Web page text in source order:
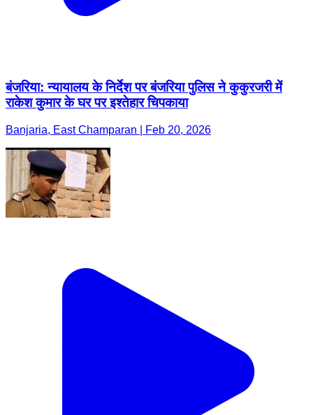
बंजरिया: न्यायालय के निर्देश पर बंजरिया पुलिस ने कुकुरजरी में
राकेश कुमार के घर पर इश्तेहार चिपकाया
Banjaria, East Champaran | Feb 20, 2026